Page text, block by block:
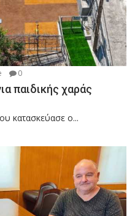
0
παιδικής χαράς
κατασκεύασε ο...